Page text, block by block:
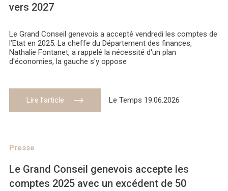
vers 2027
Le Grand Conseil genevois a accepté vendredi les comptes de
l’Etat en 2025. La cheffe du Département des finances,
Nathalie Fontanet, a rappelé la nécessité d'un plan
d'économies, la gauche s'y oppose
Lire l’article Le Temps 19.06.2026
Presse
Le Grand Conseil genevois accepte les
comptes 2025 avec un excédent de 50